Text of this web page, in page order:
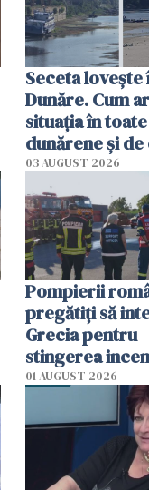
Seceta
Dunăre. Cum
situația în
dunărene și de
România
efectele, deși a
în iulie
03 AUGUST 2026
Pompierii
pregătiţi să
Grecia pentru
stingerea
01 AUGUST 2026